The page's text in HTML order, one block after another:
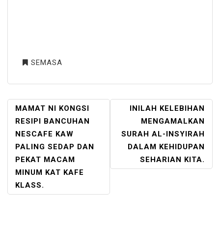
SEMASA
POST
NAVIGATION
MAMAT NI KONGSI
RESIPI BANCUHAN
NESCAFE KAW
PALING SEDAP DAN
PEKAT MACAM
MINUM KAT KAFE
KLASS.
INILAH KELEBIHAN
MENGAMALKAN
SURAH AL-INSYIRAH
DALAM KEHIDUPAN
SEHARIAN KITA.